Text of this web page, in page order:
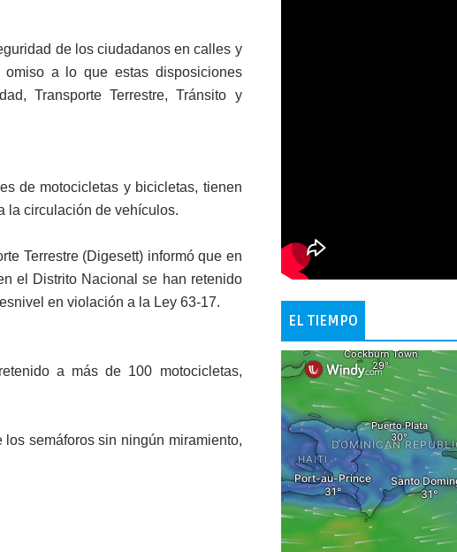
de los ciudadanos en calles y
a lo que estas disposiciones
Transporte Terrestre, Tránsito y
de motocicletas y bicicletas, tienen
la circulación de vehículos.
Terrestre (Digesett) informó que en
el Distrito Nacional se han retenido
en violación a la Ley 63-17.
a más de 100 motocicletas,
semáforos sin ningún miramiento,
EL TIEMPO